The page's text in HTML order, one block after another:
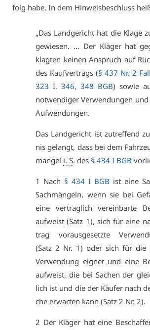
folg ha­be. In dem Hin­weis­be­schluss
„Das Land­ge­richt hat die Kla­ge
ge­wie­sen. … Der Klä­ger hat
klag­ten kei­nen An­spruch auf
des Kauf­ver­trags (§ 437 Nr. 2
323 I, 346, 348 BGB) so­wie
not­wen­di­ger Ver­wen­dun­gen
Auf­wen­dun­gen.
Das Land­ge­richt ist zu­tref­fend
nis ge­langt, dass bei dem
man­gel i. S. des § 434 I BGB
1 Nach § 434 I BGB ist ei­ne
Sach­män­geln, wenn sie bei
ei­ne ver­trag­lich ver­ein­bar­te
auf­weist (Satz 1), sich für ei­ne
trag vor­aus­ge­setz­te
(Satz 2 Nr. 1) oder sich für die
Ver­wen­dung eig­net und ei­ne
auf­weist, die bei Sa­chen der
lich ist und die der Käu­fer nach
che er­war­ten kann (Satz 2 Nr. 2).
2 Der Klä­ger hat ei­ne